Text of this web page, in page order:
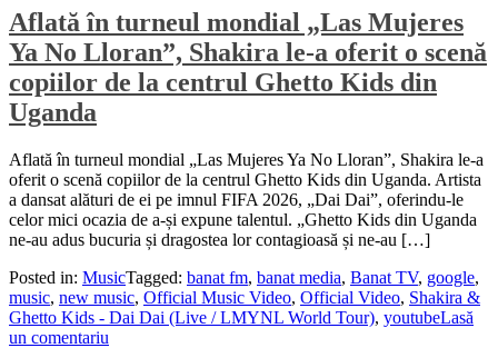
Aflată în turneul mondial „Las Mujeres
Ya No Lloran”, Shakira le-a oferit o scenă
copiilor de la centrul Ghetto Kids din
Uganda
Aflată în turneul mondial „Las Mujeres Ya No Lloran”, Shakira le-a
oferit o scenă copiilor de la centrul Ghetto Kids din Uganda. Artista
a dansat alături de ei pe imnul FIFA 2026, „Dai Dai”, oferindu-le
celor mici ocazia de a-și expune talentul. „Ghetto Kids din Uganda
ne-au adus bucuria și dragostea lor contagioasă și ne-au […]
Posted in: MusicTagged: banat fm, banat media, Banat TV, google,
music, new music, Official Music Video, Official Video, Shakira &
Ghetto Kids - Dai Dai (Live / LMYNL World Tour), youtubeLasă
un comentariu